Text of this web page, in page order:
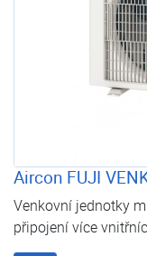
Aircon FUJI
Venkovní jednotky
připojení více